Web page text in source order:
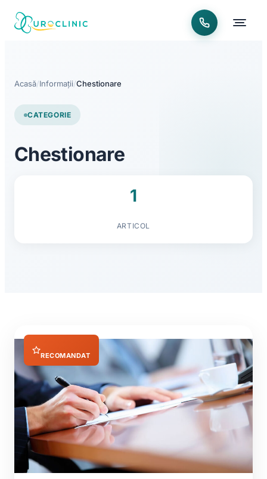
Acasă/Informații/Chestionare
CATEGORIE
Chestionare
1
ARTICOL
RECOMANDAT